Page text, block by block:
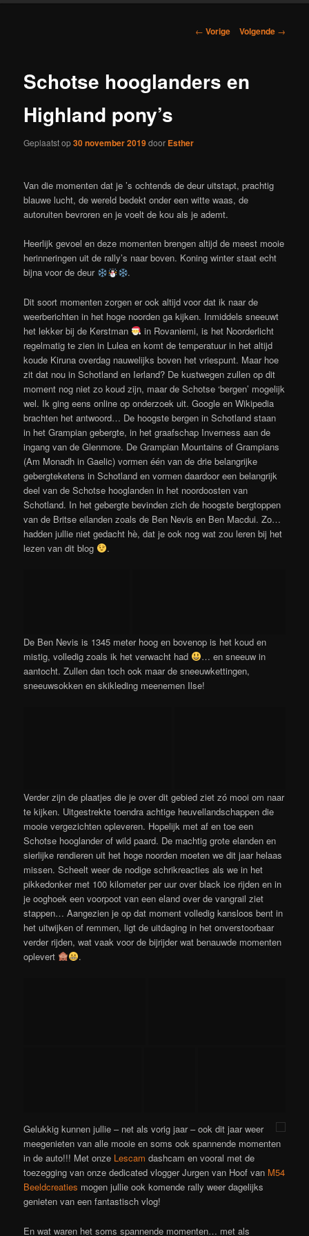
Berichtnavigatie
← Vorige Volgende →
Schotse hooglanders en
Highland pony’s
Geplaatst op30 november 2019door Esther
Van die momenten dat je ’s ochtends de deur uitstapt, prachtig
blauwe lucht, de wereld bedekt onder een witte waas, de
autoruiten bevroren en je voelt de kou als je ademt.
Heerlijk gevoel en deze momenten brengen altijd de meest mooie
herinneringen uit de rally’s naar boven. Koning winter staat echt
bijna voor de deur
.
Dit soort momenten zorgen er ook altijd voor dat ik naar de
weerberichten in het hoge noorden ga kijken. Inmiddels sneeuwt
het lekker bij de Kerstman
in Rovaniemi, is het Noorderlicht
regelmatig te zien in Lulea en komt de temperatuur in het altijd
koude Kiruna overdag nauwelijks boven het vriespunt. Maar hoe
zit dat nou in Schotland en Ierland? De kustwegen zullen op dit
moment nog niet zo koud zijn, maar de Schotse ‘bergen’ mogelijk
wel. Ik ging eens online op onderzoek uit. Google en Wikipedia
brachten het antwoord… De hoogste bergen in Schotland staan
in het Grampian gebergte, in het graafschap Inverness aan de
ingang van de Glenmore. De Grampian Mountains of Grampians
(Am Monadh in Gaelic) vormen één van de drie belangrijke
gebergteketens in Schotland en vormen daardoor een belangrijk
deel van de Schotse hooglanden in het noordoosten van
Schotland. In het gebergte bevinden zich de hoogste bergtoppen
van de Britse eilanden zoals de Ben Nevis en Ben Macdui. Zo…
hadden jullie niet gedacht hè, dat je ook nog wat zou leren bij het
lezen van dit blog
.
De Ben Nevis is 1345 meter hoog en bovenop is het koud en
mistig, volledig zoals ik het verwacht had
… en sneeuw in
aantocht. Zullen dan toch ook maar de sneeuwkettingen,
sneeuwsokken en skikleding meenemen Ilse!
Verder zijn de plaatjes die je over dit gebied ziet zó mooi om naar
te kijken. Uitgestrekte toendra achtige heuvellandschappen die
mooie vergezichten opleveren. Hopelijk met af en toe een
Schotse hooglander of wild paard. De machtig grote elanden en
sierlijke rendieren uit het hoge noorden moeten we dit jaar helaas
missen. Scheelt weer de nodige schrikreacties als we in het
pikkedonker met 100 kilometer per uur over black ice rijden en in
je ooghoek een voorpoot van een eland over de vangrail ziet
stappen… Aangezien je op dat moment volledig kansloos bent in
het uitwijken of remmen, ligt de uitdaging in het onverstoorbaar
verder rijden, wat vaak voor de bijrijder wat benauwde momenten
oplevert
.
Gelukkig kunnen jullie – net als vorig jaar – ook dit jaar weer
meegenieten van alle mooie en soms ook spannende momenten
in de auto!!! Met onze Lescam dashcam en vooral met de
toezegging van onze dedicated vlogger Jurgen van Hoof van M54
Beeldcreaties mogen jullie ook komende rally weer dagelijks
genieten van een fantastisch vlog!
En wat waren het soms spannende momenten… met als